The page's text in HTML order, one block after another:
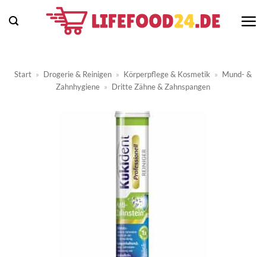
Inhalt
Start » Drogerie & Reinigen » Körperpflege & Kosmetik » Mund- &
Zahnhygiene » Dritte Zähne & Zahnspangen